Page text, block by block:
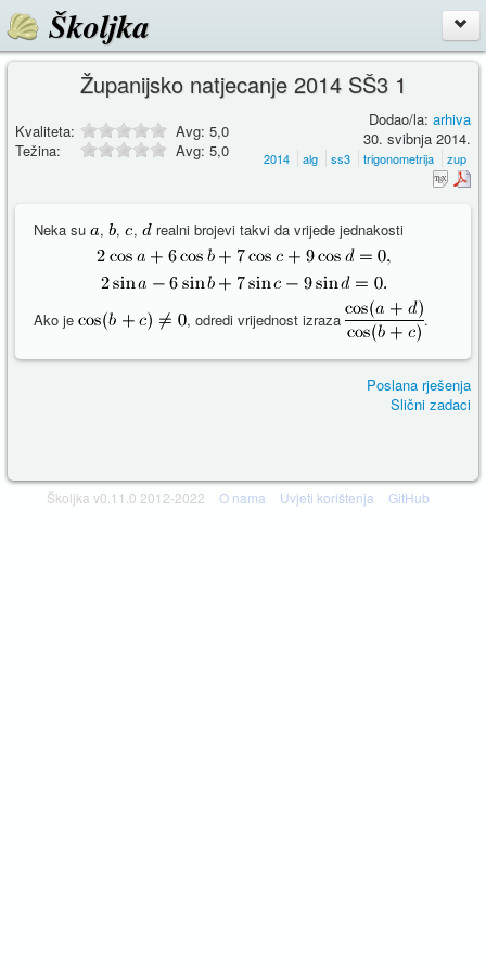
Školjka
Županijsko natjecanje 2014 SŠ3 1
Kvaliteta: Avg: 5,0
Težina:
Avg: 5,0
Dodao/la: arhiva
30. svibnja 2014.
2014 alg ss3 trigonometrija zup
Neka su , , , realni brojevi takvi da vrijede jednakosti
Ako je , odredi vrijednost izraza .
Poslana rješenja
Slični zadaci
Školjka v0.11.0 2012-2022 O nama Uvjeti korištenja GitHub